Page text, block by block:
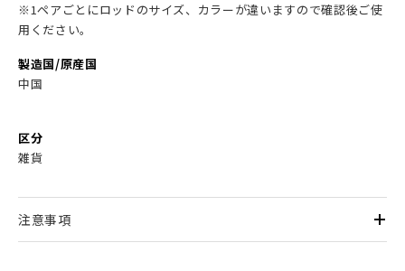
※1ペアごとにロッドのサイズ、カラーが違いますので確認後ご使
用ください。
製造国/原産国
中国
区分
雑貨
注意事項